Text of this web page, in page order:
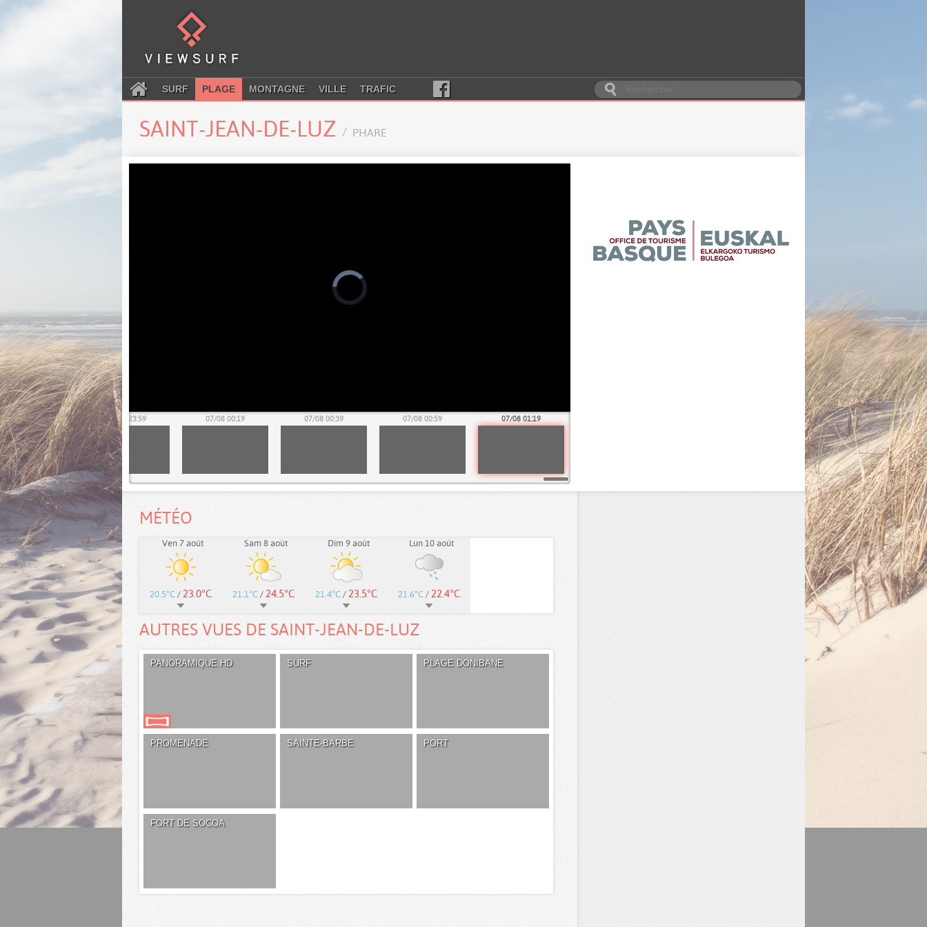
SURF PLAGE MONTAGNE VILLE TRAFIC
SAINT-JEAN-DE-LUZ PHARE
06/08 23:39 06/08 23:59 07/08 00:19 07/08 00:39 07/08 00:59 07/08 01:19
MÉTÉO
Ven 7 août
20.5°C / 23.0°C
Sam 8 août
21.1°C / 24.5°C
Dim 9 août
21.4°C / 23.5°C
Lun 10 août
21.6°C / 22.4°C
AUTRES VUES DE SAINT-JEAN-DE-LUZ
PANORAMIQUE HD SURF PLAGE DONIBANE
PROMENADE SAINTE-BARBE PORT
FORT DE SOCOA